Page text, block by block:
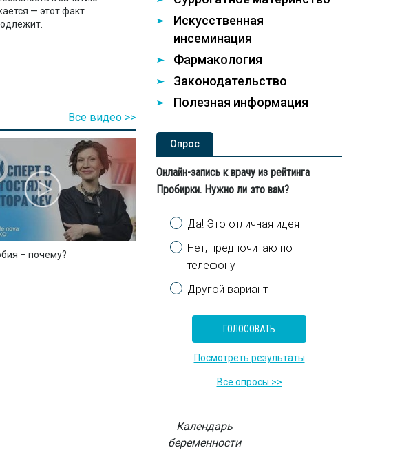
— этот факт
Искусственная
инсеминация
Фармакология
Законодательство
Полезная информация
Опроc
Онлайн-запись к врачу из рейтинга
Пробирки. Нужно ли это вам?
Варианты
Да! Это отличная идея
Нет, предпочитаю по
телефону
Другой вариант
Посмотреть результаты
Все опросы >>
Календарь
беременности
– почему?
Все видео >>